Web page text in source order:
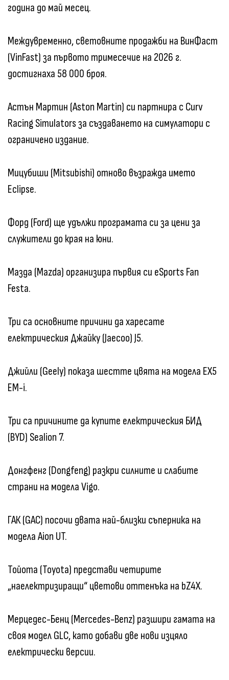
година до май месец.
Междувременно, световните продажби на ВинФаст
(VinFast) за първото тримесечие на 2026 г.
достигнаха 58 000 броя.
Астън Мартин (Aston Martin) си партнира с Curv
Racing Simulators за създаването на симулатори с
ограничено издание.
Мицубиши (Mitsubishi) отново възражда името
Eclipse.
Форд (Ford) ще удължи програмата си за цени за
служители до края на юни.
Мазда (Mazda) организира първия си eSports Fan
Festa.
Три са основните причини да харесате
електрическия Джайку (Jaecoo) J5.
Джийли (Geely) показа шестте цвята на модела EX5
EM-i.
Три са причините да купите електрическия БИД
(BYD) Sealion 7.
Донгфенг (Dongfeng) разкри силните и слабите
страни на модела Vigo.
ГАК (GAC) посочи двата най-близки съперника на
модела Aion UT.
Тойота (Toyota) представи четирите
„наелектризиращи“ цветови оттенъка на bZ4X.
Мерцедес-Бенц (Mercedes-Benz) разшири гамата на
своя модел GLC, като добави две нови изцяло
електрически версии.